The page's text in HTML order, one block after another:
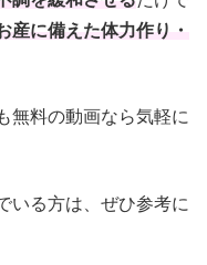
産に備えた体力作り・
無料の動画なら気軽に
いる方は、ぜひ参考に